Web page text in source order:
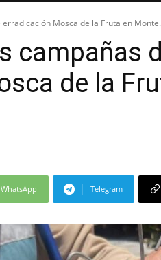
Mosca de la Fruta en
campañas
de la
WhatsApp Telegram